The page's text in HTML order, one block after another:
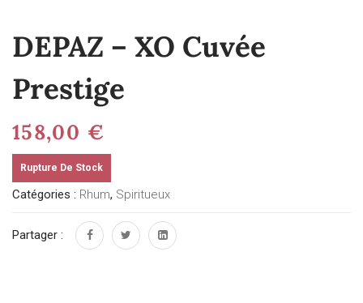
DEPAZ – XO Cuvée
Prestige
158,00 €
Rupture De Stock
Catégories : Rhum, Spiritueux
Partager :